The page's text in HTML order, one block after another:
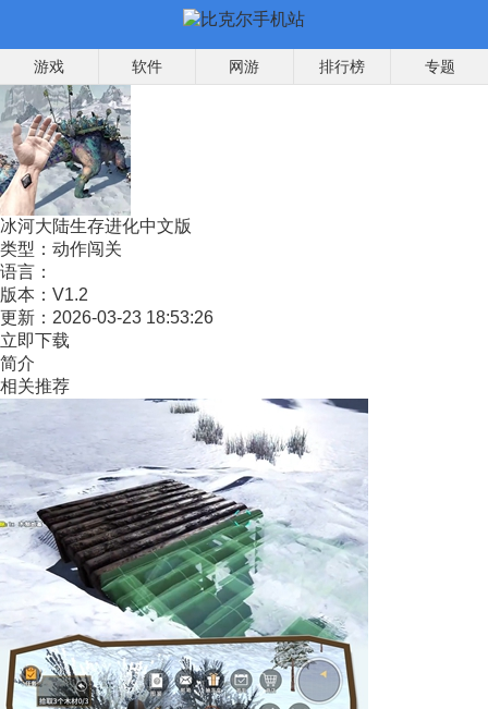
游戏 软件 网游 排行榜 专题
冰河大陆生存进化中文版
类型： 动作闯关
语言：
版本： V1.2
更新： 2026-03-23 18:53:26
立即下载
简介
相关推荐